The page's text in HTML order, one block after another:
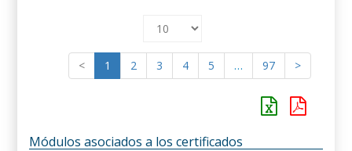
< 1 2 3 4 5 … 97 >
Módulos asociados a los certificados